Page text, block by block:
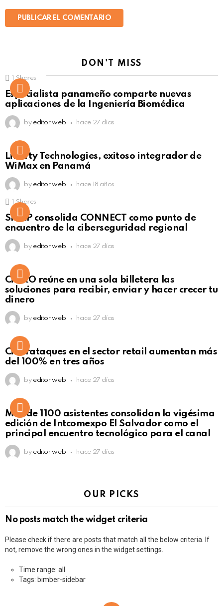
DON'T MISS
Click to view this post
Shares
Especialista panameño comparte nuevas
aplicaciones de la Ingeniería Biomédica
by editor web hace 27 días
Liberty Technologies, exitoso integrador de
WiMax en Panamá
by editor web hace 18 años
Click to view this post
Shares
SISAP consolida CONNECT como punto de
encuentro de la ciberseguridad regional
by editor web hace 27 días
Not Safe For Work
Click to view this post
CiNKO reúne en una sola billetera las
soluciones para recibir, enviar y hacer crecer tu
dinero
by editor web hace 27 días
Ciberataques en el sector retail aumentan más
del 100% en tres años
by editor web hace 27 días
Más de 1100 asistentes consolidan la vigésima
edición de Intcomexpo El Salvador como el
principal encuentro tecnológico para el canal
by editor web hace 27 días
OUR PICKS
No posts match the widget criteria
Please check if there are posts that match all the below criteria. If
not, remove the wrong ones in the widget settings.
Time range: all
Tags: bimber-sidebar